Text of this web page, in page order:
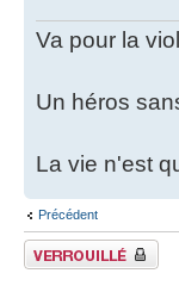
Va pour la
Un héros
La vie n'est
Précédent
Fil verrouillé